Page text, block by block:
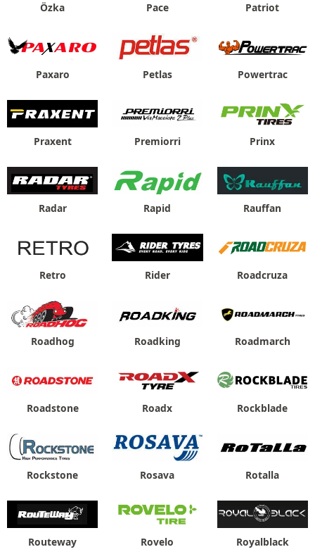
Özka Pace Patriot
Paxaro Petlas Powertrac
Praxent Premiorri Prinx
Radar Rapid Rauffan
Retro Rider Roadcruza
Roadhog Roadking Roadmarch
Roadstone Roadx Rockblade
Rockstone Rosava Rotalla
Routeway Rovelo Royalblack